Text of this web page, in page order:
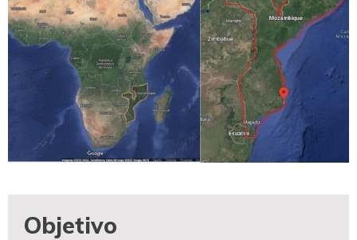
Objetivo